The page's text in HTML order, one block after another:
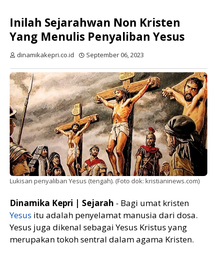
Inilah Sejarahwan Non Kristen
Yang Menulis Penyaliban Yesus
dinamikakepri.co.id September 06, 2023
Lukisan penyaliban Yesus (tengah). (Foto dok: kristianinews.com)
Dinamika Kepri | Sejarah - Bagi umat kristen
Yesus itu adalah penyelamat manusia dari dosa.
Yesus juga dikenal sebagai Yesus Kristus yang
merupakan tokoh sentral dalam agama Kristen.